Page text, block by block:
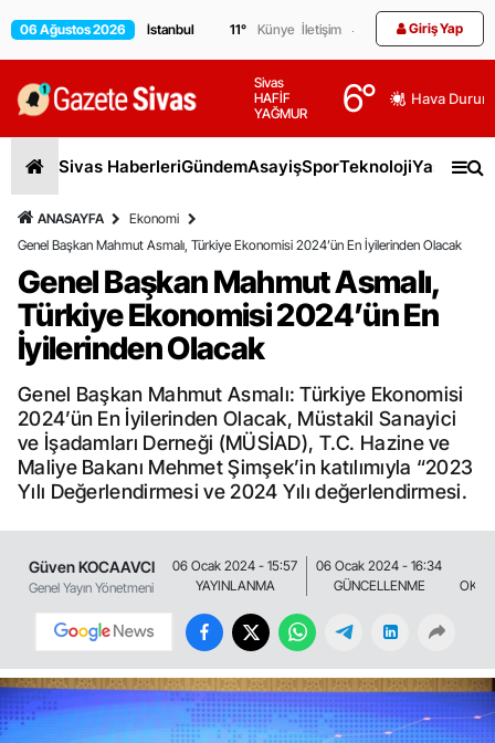
06 Ağustos 2026 11° Künye İletişim Giriş Yap
Sivas
HAFİF
YAĞMUR
6° Hava
Sivas HaberleriGündemAsayişSporTeknolojiYaşam
ANASAYFA
Ekonomi
Genel Başkan Mahmut Asmalı, Türkiye Ekonomisi 2024’ün En İyilerinden Olacak
Genel Başkan Mahmut Asmalı,
Türkiye Ekonomisi 2024’ün En
İyilerinden Olacak
Genel Başkan Mahmut Asmalı: Türkiye Ekonomisi
2024’ün En İyilerinden Olacak, Müstakil Sanayici
ve İşadamları Derneği (MÜSİAD), T.C. Hazine ve
Maliye Bakanı Mehmet Şimşek’in katılımıyla “2023
Yılı Değerlendirmesi ve 2024 Yılı değerlendirmesi.
Güven KOCAAVCI
Genel Yayın Yönetmeni
06 Ocak 2024 - 15:57
YAYINLANMA
06 Ocak 2024 - 16:34
GÜNCELLENME